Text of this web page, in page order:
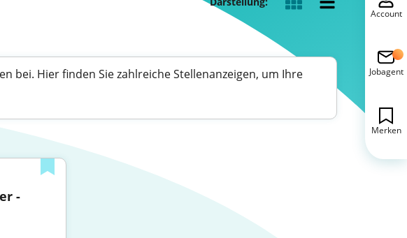
bei. Hier finden Sie zahlreiche Stellenanzeigen, um Ihre
-
Account
Jobagent
Merken